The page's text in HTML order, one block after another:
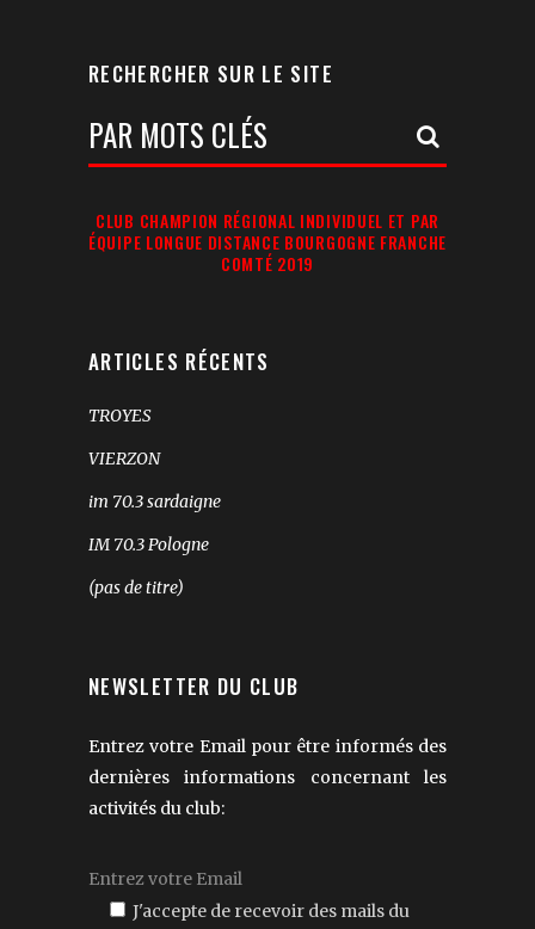
RECHERCHER SUR LE SITE
Votre
Recherche:
CLUB CHAMPION RÉGIONAL INDIVIDUEL ET PAR
ÉQUIPE LONGUE DISTANCE BOURGOGNE FRANCHE
COMTÉ 2019
ARTICLES RÉCENTS
TROYES
VIERZON
im 70.3 sardaigne
IM 70.3 Pologne
(pas de titre)
NEWSLETTER DU CLUB
Entrez votre Email pour être informés des
dernières informations concernant les
activités du club:
J'accepte de recevoir des mails du